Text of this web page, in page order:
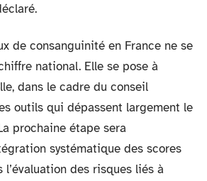
de consanguinité en France ne se
national. Elle se pose à
dans le cadre du conseil
outils qui dépassent largement le
prochaine étape sera
systématique des scores
l’évaluation des risques liés à